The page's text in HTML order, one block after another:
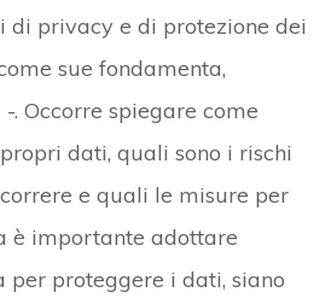
di privacy e di protezione dei
sue fondamenta,
-. Occorre spiegare come
dati, quali sono i rischi
e quali le misure per
è importante adottare
per proteggere i dati, siano